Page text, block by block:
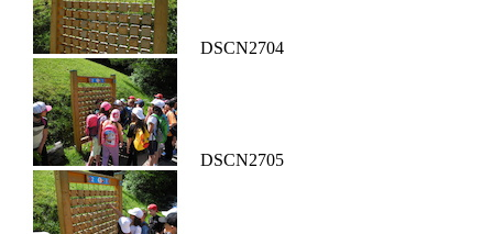
DSCN2704
DSCN2705